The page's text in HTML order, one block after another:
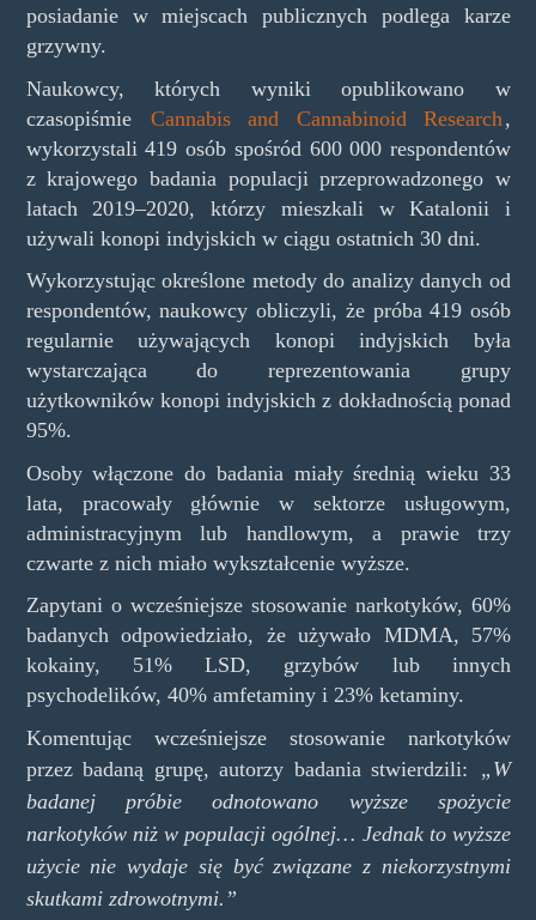
posiadanie w miejscach publicznych podlega karze
grzywny.
Naukowcy, których wyniki opublikowano w
czasopiśmie
Cannabis and Cannabinoid Research ,
wykorzystali 419 osób spośród 600 000 respondentów
z krajowego badania populacji przeprowadzonego w
latach 2019–2020, którzy mieszkali w Katalonii i
używali konopi indyjskich w ciągu ostatnich 30 dni.
Wykorzystując określone metody do analizy danych od
respondentów, naukowcy obliczyli, że próba 419 osób
regularnie używających konopi indyjskich była
wystarczająca do reprezentowania grupy
użytkowników konopi indyjskich z dokładnością ponad
95%.
Osoby włączone do badania miały średnią wieku 33
lata, pracowały głównie w sektorze usługowym,
administracyjnym lub handlowym, a prawie trzy
czwarte z nich miało wykształcenie wyższe.
Zapytani o wcześniejsze stosowanie narkotyków, 60%
badanych odpowiedziało, że używało MDMA, 57%
kokainy, 51% LSD, grzybów lub innych
psychodelików, 40% amfetaminy i 23% ketaminy.
Komentując wcześniejsze stosowanie narkotyków
przez badaną grupę, autorzy badania stwierdzili:
„W
badanej próbie odnotowano wyższe spożycie
narkotyków niż w populacji ogólnej… Jednak to wyższe
użycie nie wydaje się być związane z niekorzystnymi
skutkami zdrowotnymi.”